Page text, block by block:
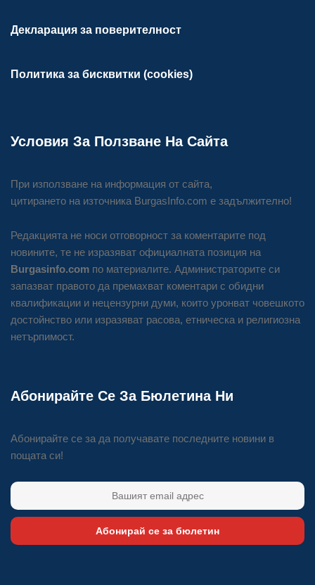
Декларация за поверителност
Политика за бисквитки (cookies)
Условия За Ползване На Сайта
При използване на информация от сайта,
цитирането на източника BurgasInfo.com е задължително!
Редакцията не носи отговорност за коментарите под
новините, те не изразяват официалната позиция на
Burgasinfo.com по материалите. Администраторите си
запазват правото да премахват коментари с обидни
квалификации и нецензурни думи, които уронват човешкото
достойнство или изразяват расова, етническа и религиозна
нетърпимост.
Абонирайте Се За Бюлетина Ни
Абонирайте се за да получавате последните новини в
пощата си!
Абонирай се за бюлетин